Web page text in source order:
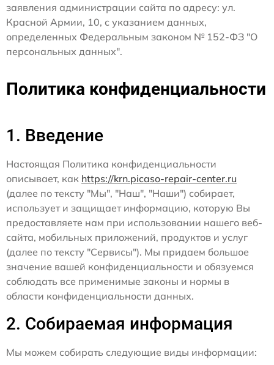
заявления администрации сайта по адресу: ул.
Красной Армии, 10, с указанием данных,
определенных Федеральным законом № 152-ФЗ "О
персональных данных".
Политика конфиденциальности
1. Введение
Настоящая Политика конфиденциальности
описывает, как https://krn.picaso-repair-center.ru
(далее по тексту "Мы", "Наш", "Наши") собирает,
использует и защищает информацию, которую Вы
предоставляете нам при использовании нашего веб-
сайта, мобильных приложений, продуктов и услуг
(далее по тексту "Сервисы"). Мы придаем большое
значение вашей конфиденциальности и обязуемся
соблюдать все применимые законы и нормы в
области конфиденциальности данных.
2. Собираемая информация
Мы можем собирать следующие виды информации: